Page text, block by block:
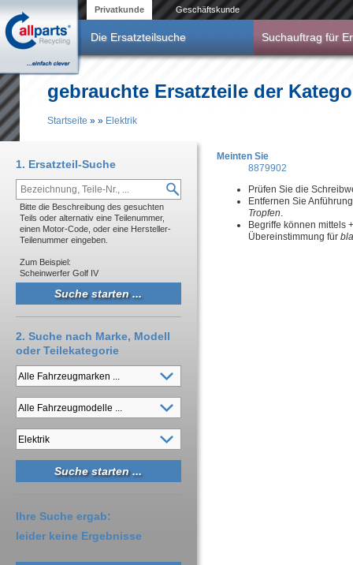
Privatkunde Geschäftskunde
Die Ersatzteilsuche Suchauftrag für
gebrauchte Ersatzteile der
Startseite » » Elektrik
Meinten Sie
8879902
Prüfen Sie die
Entfernen Sie
Tropfen.
Begriffe können mittels
Übereinstimmung für
1. Ersatzteil-Suche
Bitte die Beschreibung des gesuchten
Teils oder alternativ eine Teilenummer,
einen Motor-Code, oder eine Hersteller-
Teilenummer eingeben.
Zum Beispiel:
Scheinwerfer Golf IV
2. Suche nach Marke, Modell
oder Teilekategorie
Ihre Suche ergab:
leider keine Ergebnisse